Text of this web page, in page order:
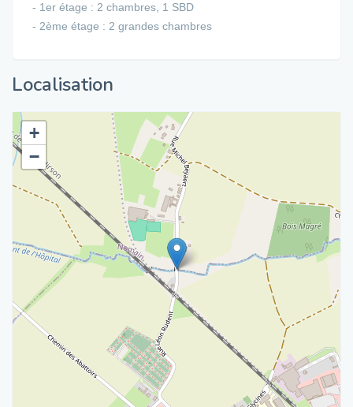
- 1er étage : 2 chambres, 1 SBD
- 2ème étage : 2 grandes chambres
Localisation
+
−